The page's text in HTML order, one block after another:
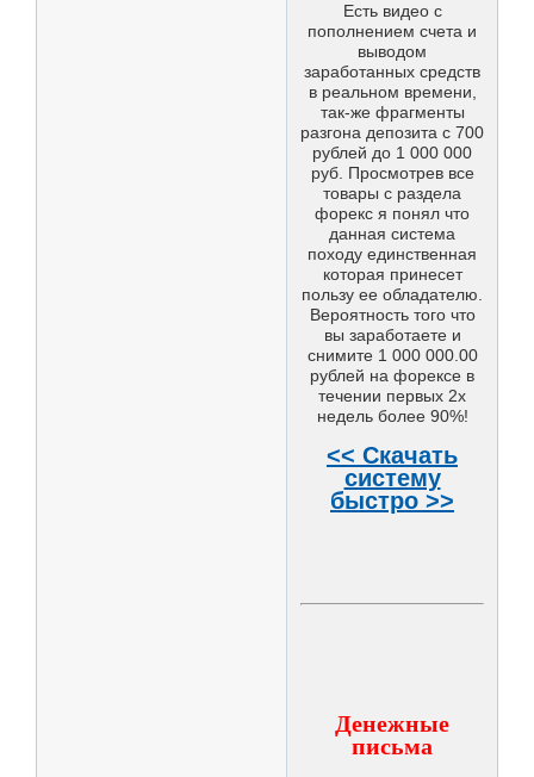
Есть видео с
пополнением счета и
выводом
заработанных средств
в реальном времени,
так-же фрагменты
разгона депозита с 700
рублей до 1 000 000
руб. Просмотрев все
товары с раздела
форекс я понял что
данная система
походу единственная
которая принесет
пользу ее обладателю.
Вероятность того что
вы заработаете и
снимите 1 000 000.00
рублей на форексе в
течении первых 2х
недель более 90%!
<< Скачать
систему
быстро >>
Денежные
письма